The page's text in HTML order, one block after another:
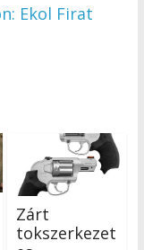
Ekol Firat
Zárt
tokszerkezet